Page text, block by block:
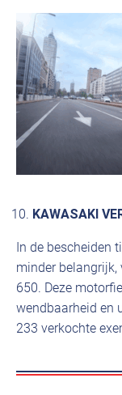
KAWASAKI
In de bescheiden
minder belangrijk,
650. Deze
wendbaarheid en
233 verkochte